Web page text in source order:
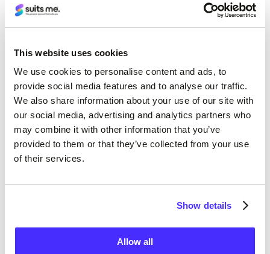
This website uses cookies
We use cookies to personalise content and ads, to
provide social media features and to analyse our traffic.
We also share information about your use of our site with
our social media, advertising and analytics partners who
may combine it with other information that you’ve
provided to them or that they’ve collected from your use
of their services.
Show details
Allow all
njerëz që përdorin Suits Me
Shërbimi i Suits Me është i
jashtëzakonshëm, si me email ashtu
edhe me telefon janë të shkëlqyera,